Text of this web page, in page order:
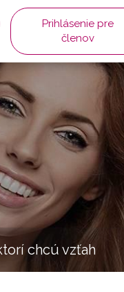
Prihlásenie pre
členov
chcú vzťah